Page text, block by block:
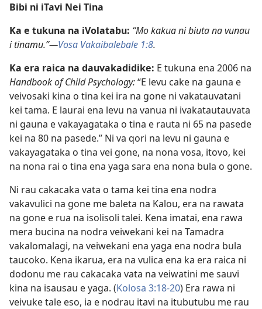
Bibi ni iTavi Nei Tina
Ka e tukuna na iVolatabu: “Mo kakua ni biuta na vunau
i tinamu.”—Vosa Vakaibalebale 1:8.
Ka era raica na dauvakadidike: E tukuna ena 2006 na
Handbook of Child Psychology:“E levu cake na gauna e
veivosaki kina o tina kei ira na gone ni vakatauvatani
kei tama. E laurai ena levu na vanua ni ivakatautauvata
ni gauna e vakayagataka o tina e rauta ni 65 na pasede
kei na 80 na pasede.” Ni va qori na levu ni gauna e
vakayagataka o tina vei gone, na nona vosa, itovo, kei
na nona rai o tina ena yaga sara ena nona bula o gone.
Ni rau cakacaka vata o tama kei tina ena nodra
vakavulici na gone me baleta na Kalou, era na rawata
na gone e rua na isolisoli talei. Kena imatai, ena rawa
mera bucina na nodra veiwekani kei na Tamadra
vakalomalagi, na veiwekani ena yaga ena nodra bula
taucoko. Kena ikarua, era na vulica ena ka era raica ni
dodonu me rau cakacaka vata na veiwatini me sauvi
kina na isausau e yaga. (Kolosa 3:18-20) Era rawa ni
veivuke tale eso, ia e nodrau itavi na itubutubu me rau